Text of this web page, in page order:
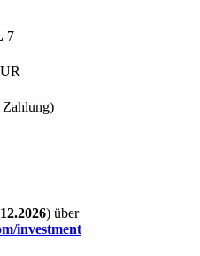
7
) über
investment